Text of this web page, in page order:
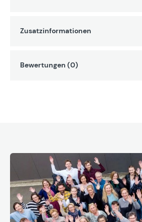
Zusatzinformationen
Bewertungen (0)